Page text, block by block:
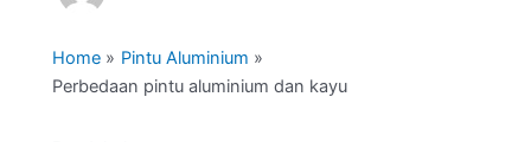
Home
Pintu Aluminium
Perbedaan pintu aluminium dan kayu